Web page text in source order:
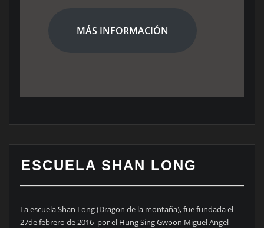
MÁS INFORMACIÓN
ESCUELA SHAN LONG
La escuela Shan Long (Dragon de la montaña), fue fundada el
27de febrero de 2016 por el Hung Sing Gwoon Miguel Angel